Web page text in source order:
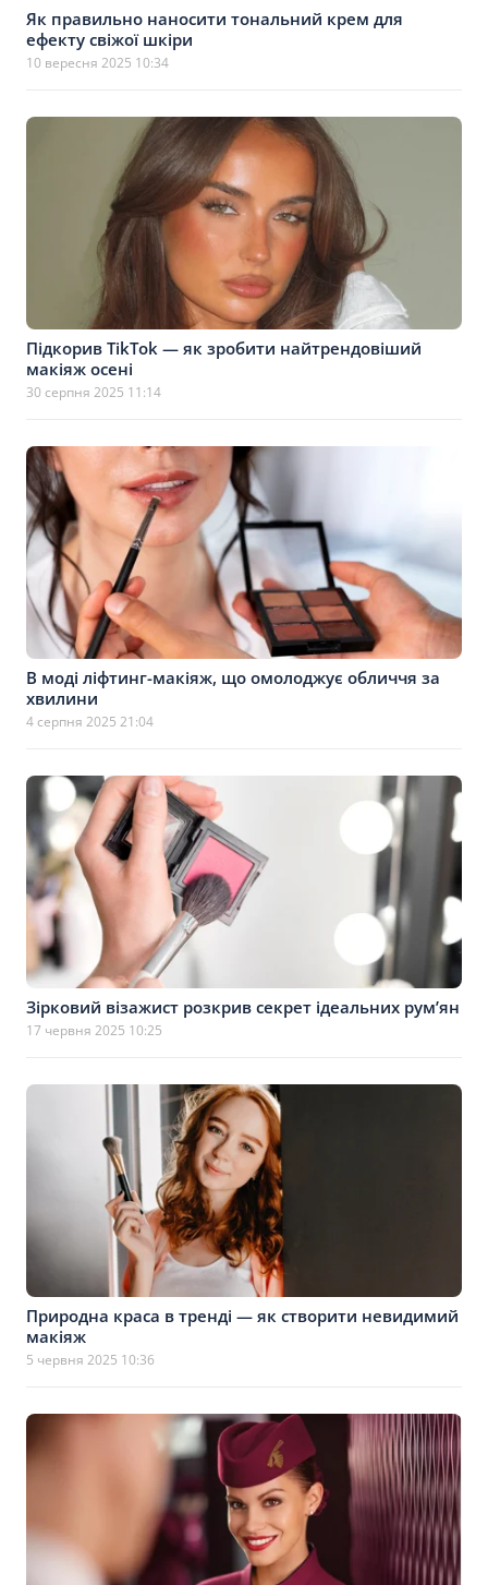
Як правильно наносити тональний крем для
ефекту свіжої шкіри
10 вересня 2025 10:34
Підкорив TikTok — як зробити найтрендовіший
макіяж осені
30 серпня 2025 11:14
В моді ліфтинг-макіяж, що омолоджує обличчя за
хвилини
4 серпня 2025 21:04
Зірковий візажист розкрив секрет ідеальних рум’ян
17 червня 2025 10:25
Природна краса в тренді — як створити невидимий
макіяж
5 червня 2025 10:36